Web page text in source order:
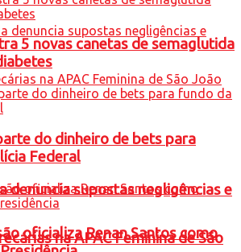
denuncia supostas negligências e
na APAC Feminina de São
5 novas canetas de semaglutida
do dinheiro de bets para
Federal
oficializa Renan Santos como